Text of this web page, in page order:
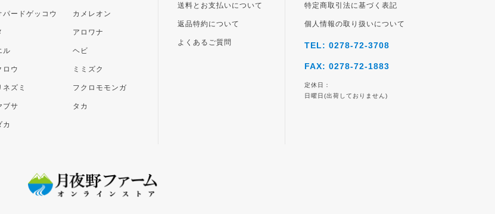
パードゲッコウ カメレオン
アロワナ
ル ヘビ
ロウ ミミズク
ネズミ フクロモモンガ
ブサ タカ
カ
送料とお支払いについて
返品特約について
よくあるご質問
特定商取引法に基づく表記
個人情報の取り扱いについて
TEL: 0278-72-3708
FAX: 0278-72-1883
定休日：
日曜日(出荷しておりません)